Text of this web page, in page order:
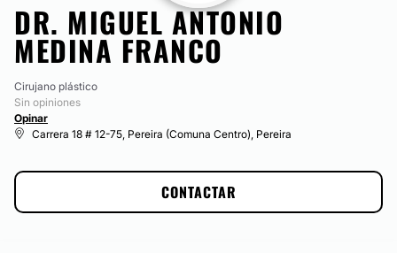
DR. MIGUEL ANTONIO
MEDINA FRANCO
Cirujano plástico
Sin opiniones
Opinar
Carrera 18 # 12-75, Pereira (Comuna Centro), Pereira
CONTACTAR